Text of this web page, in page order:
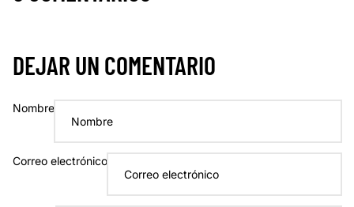
DEJAR UN COMENTARIO
Nombre
Correo electrónico